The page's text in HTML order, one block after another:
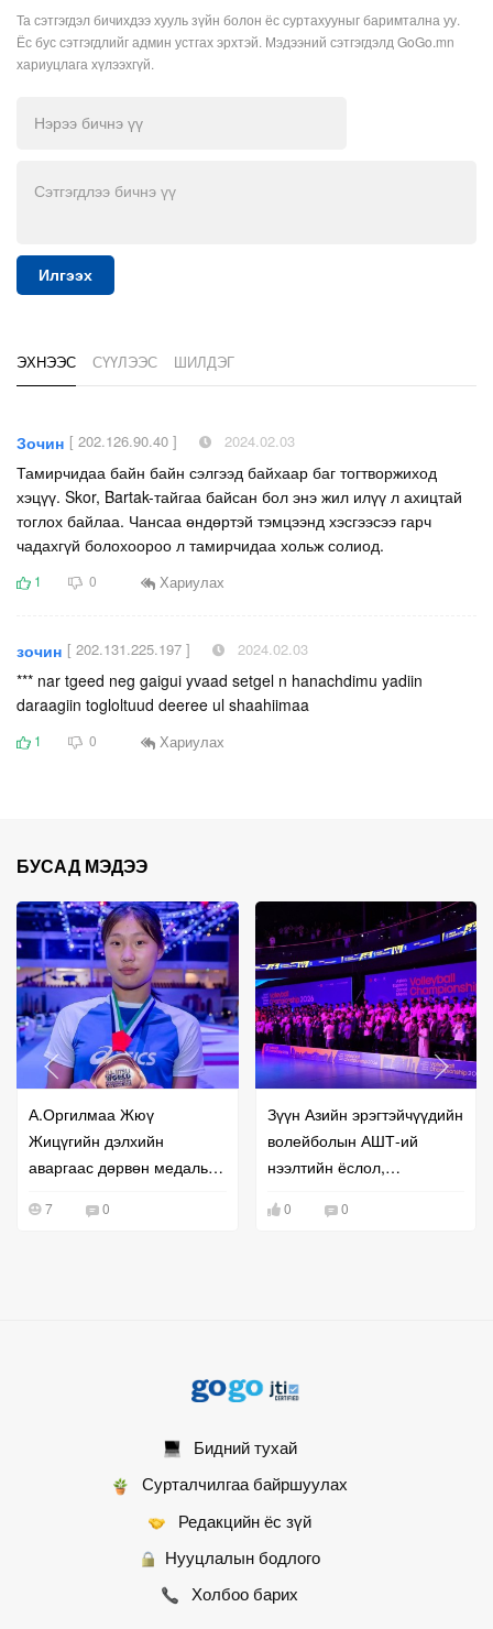
Та сэтгэгдэл бичихдээ хууль зүйн болон ёс суртахууныг баримтална уу.
Ёс бус сэтгэгдлийг админ устгах эрхтэй. Мэдээний сэтгэгдэлд GoGo.mn
хариуцлага хүлээхгүй.
Илгээх
ЭХНЭЭС СҮҮЛЭЭС ШИЛДЭГ
Зочин [ 202.126.90.40 ] 2024.02.03
Тамирчидаа байн байн сэлгээд байхаар баг тогтворжиход
хэцүү. Skor, Bartak-тайгаа байсан бол энэ жил илүү л ахицтай
тоглох байлаа. Чансаа өндөртэй тэмцээнд хэсгээсээ гарч
чадахгүй болохоороо л тамирчидаа хольж солиод.
1 0 Хариулах
зочин [ 202.131.225.197 ] 2024.02.03
*** nar tgeed neg gaigui yvaad setgel n hanachdimu yadiin
daraagiin togloltuud deeree ul shaahiimaa
1 0 Хариулах
БУСАД МЭДЭЭ
А.Оргилмаа Жюү
Жицүгийн дэлхийн
аваргаас дөрвөн медаль
7 0
Зүүн Азийн эрэгтэйчүүдийн
волейболын АШТ-ий
нээлтийн ёслол,
0 0
Бидний тухай
Сурталчилгаа байршуулах
Редакцийн ёс зүй
Нууцлалын бодлого
Холбоо барих